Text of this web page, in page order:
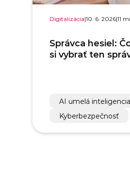
Digitalizácia|10. 6. 2026|11
Správca hesiel:
si vybrať ten
AI umelá inteligencia
Kyberbezpečnosť